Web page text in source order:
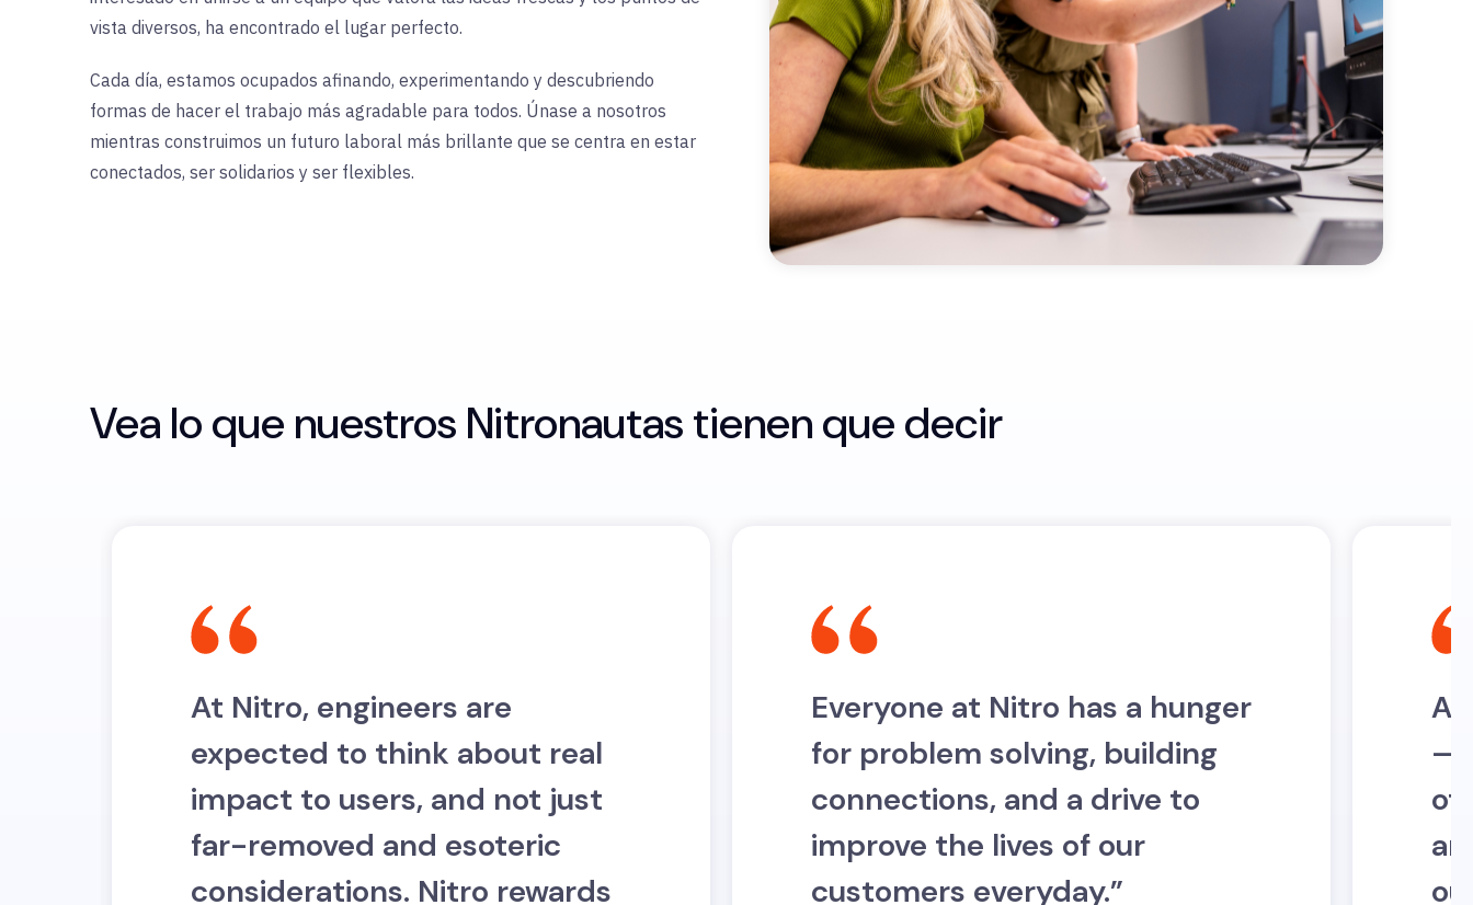
vista diversos, ha encontrado el lugar perfecto.
Cada día, estamos ocupados afinando, experimentando y descubriendo
formas de hacer el trabajo más agradable para todos. Únase a nosotros
mientras construimos un futuro laboral más brillante que se centra en estar
conectados, ser solidarios y ser flexibles.
Vea lo que nuestros Nitronautas tienen que decir
At Nitro, engineers are
expected to think about real
impact to users, and not just
far-removed and esoteric
considerations. Nitro rewards
Everyone at Nitro has a hunger
for problem solving, building
connections, and a drive to
improve the lives of our
customers everyday.”
At